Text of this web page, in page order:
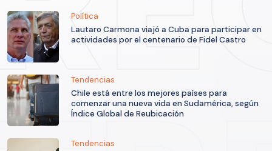
Política
Lautaro Carmona viajó a Cuba para participar en
actividades por el centenario de Fidel Castro
Tendencias
Chile está entre los mejores países para
comenzar una nueva vida en Sudamérica, según
Índice Global de Reubicación
Tendencias